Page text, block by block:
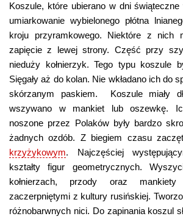
Koszule, które ubierano w dni świąteczne
umiarkowanie wybielonego płótna
kroju przyramkowego. Niektóre z nich
zapięcie z lewej strony. Część przy
nieduży kołnierzyk. Tego typu koszule
Sięgały aż do kolan. Nie wkładano ich do
skórzanym paskiem. Koszule miały
wszywano w mankiet lub oszewkę.
noszone przez Polaków były bardzo
żadnych ozdób. Z biegiem czasu
krzyżykowym. Najczęściej
kształty figur geometrycznych.
kołnierzach, przody oraz mankiety
zaczerpniętymi z kultury rusińskiej.
różnobarwnych nici. Do zapinania koszul